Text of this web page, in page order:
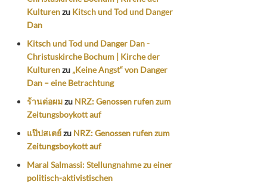
Kulturenzu Kitsch und Tod und Danger
Dan
Kitsch und Tod und Danger Dan -
Christuskirche Bochum | Kirche der
Kulturenzu „Keine Angst“ von Danger
Dan – eine Betrachtung
ร้านต่อผมzu NRZ: Genossen rufen zum
Zeitungsboykott auf
แป๊ปสเตย์zu NRZ: Genossen rufen zum
Zeitungsboykott auf
Maral Salmassi: Stellungnahme zu einer
politisch-aktivistischen